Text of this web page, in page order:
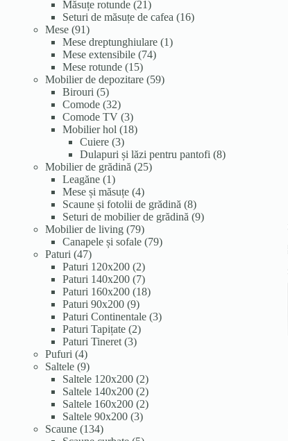
produse
produse
Măsuțe rotunde 2121
de
Seturi de măsuțe de cafea 1616
Mese 9191
de
produse
Mese dreptunghiulare 11
Mese extensibile 7474
produse
Mese rotunde 1515
produse
Mobilier de depozitare 5959
Birouri 55
produse
Comode 3232
de
produse
Comode TV 33
produse
Mobilier hol 1818
Cuiere 33
produse
Dulapuri și lăzi pentru pantofi 88
Mobilier de grădină 2525
Leagăne 11
produs
Mese și măsuțe 44
produse
Scaune și fotolii de grădină 88
produse
Seturi de mobilier de grădină 99
Mobilier de living 7979
de
Canapele și sofale 7979
Paturi 4747
de
produse
Paturi 120x200 22
produse
Paturi 140x200 77
produse
Paturi 160x200 1818
Paturi 90x200 99
produse
Paturi Continentale 33
Paturi Tapițate 22
Paturi Tineret 33
Pufuri 44
produse
Saltele 99
produse
Saltele 120x200 22
produse
Saltele 140x200 22
produse
Saltele 160x200 22
Saltele 90x200 33
Scaune 134134